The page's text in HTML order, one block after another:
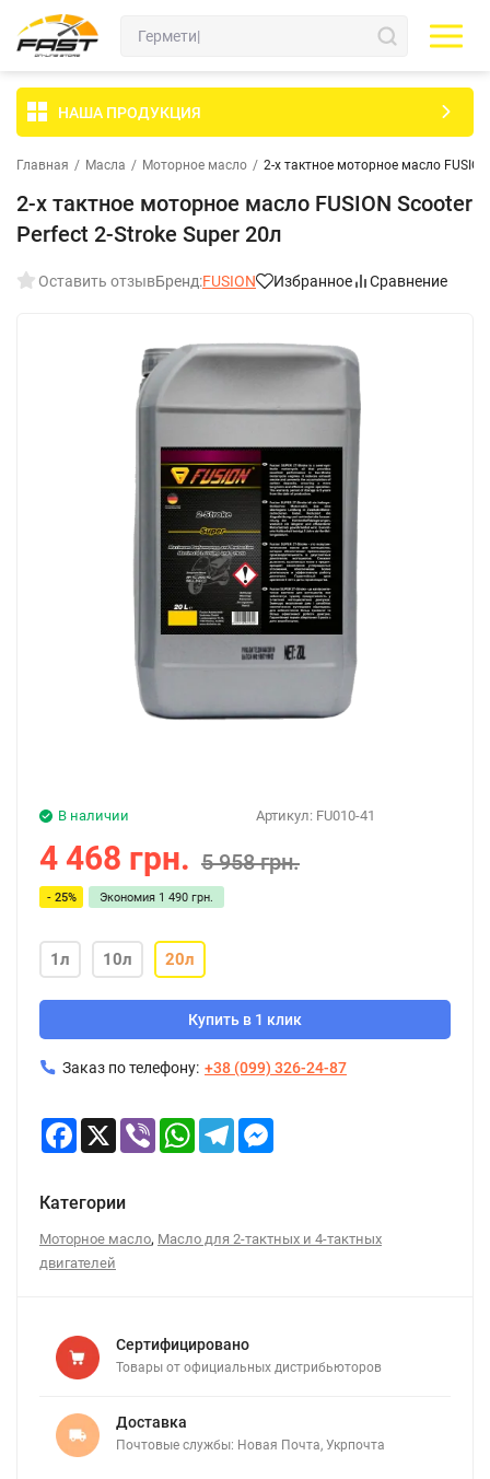
НАША ПРОДУКЦИЯ
Главная / Масла / Моторное масло / 2-х тактное моторное масло
2-х тактное моторное масло FUSION Scooter
Perfect 2-Stroke Super 20л
Оставить отзывБренд:FUSION Избранное Сравнение
Артикул: FU010-41
В наличии
4 468 грн. 5 958 грн.
- 25% Экономия 1 490 грн.
1л 10л 20л
Купить в 1 клик
Заказ по телефону: +38 (099) 326-24-87
Facebook
X Viber WhatsApp
Telegram
Категории
Моторное масло, Масло для 2-тактных и 4-тактных
двигателей
Сертифицировано
Товары от официальных дистрибьюторов
Доставка
Почтовые службы: Новая Почта, Укрпочта